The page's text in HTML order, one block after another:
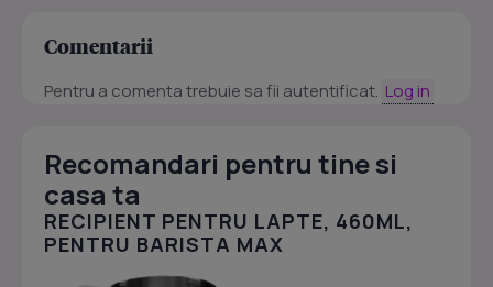
Comentarii
Pentru a comenta trebuie sa fii autentificat. Log in
Recomandari pentru tine si
casa ta
RECIPIENT PENTRU LAPTE, 460ML,
PENTRU BARISTA MAX